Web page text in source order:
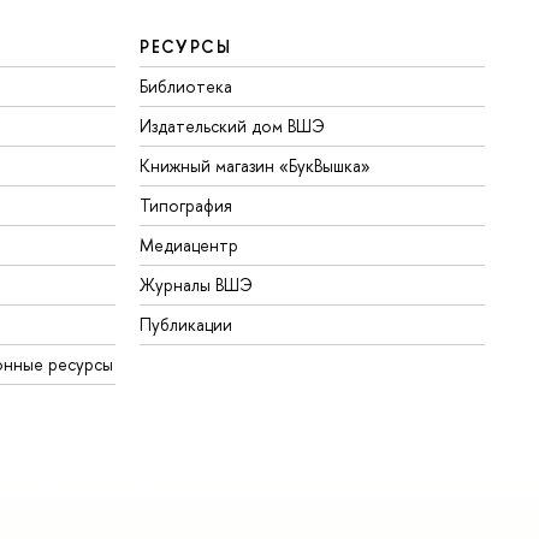
ресурсы
РЕСУРСЫ
Библиотека
Издательский дом ВШЭ
Книжный магазин «БукВышка»
Типография
Медиацентр
Журналы ВШЭ
Публикации